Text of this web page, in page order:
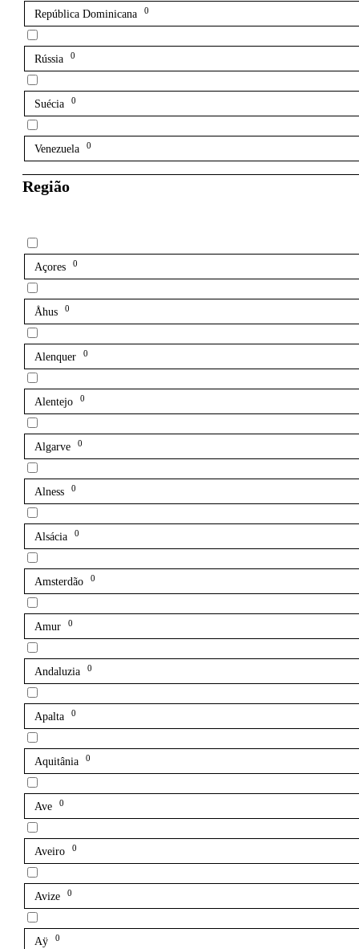
República Dominicana 0
Rússia 0
Suécia 0
Venezuela 0
Região
Açores 0
Åhus 0
Alenquer 0
Alentejo 0
Algarve 0
Alness 0
Alsácia 0
Amsterdão 0
Amur 0
Andaluzia 0
Apalta 0
Aquitânia 0
Ave 0
Aveiro 0
Avize 0
Aÿ 0